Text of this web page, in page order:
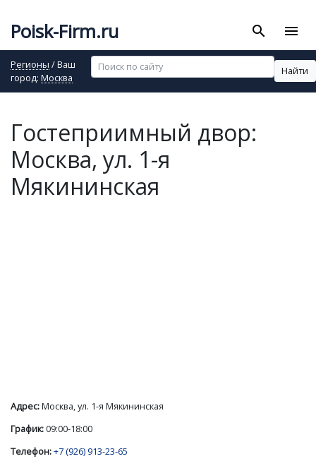
Poisk-Firm.ru search menu
Регионы / Ваш
город: Москва
Найти
Гостеприимный двор:
Москва, ул. 1-я
Мякининская
Адрес:Москва, ул. 1-я Мякининская
График:09:00-18:00
Телефон:+7 (926) 913-23-65